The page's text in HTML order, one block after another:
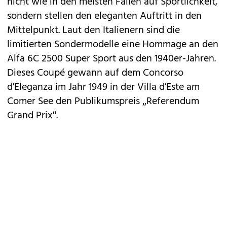
sondern stellen den eleganten Auftritt in den
Mittelpunkt. Laut den Italienern sind die
limitierten Sondermodelle eine Hommage an den
Alfa 6C 2500 Super Sport aus den 1940er-Jahren.
Dieses Coupé gewann auf dem Concorso
d'Eleganza im Jahr 1949 in der Villa d'Este am
Comer See den Publikumspreis „Referendum
Grand Prix“.